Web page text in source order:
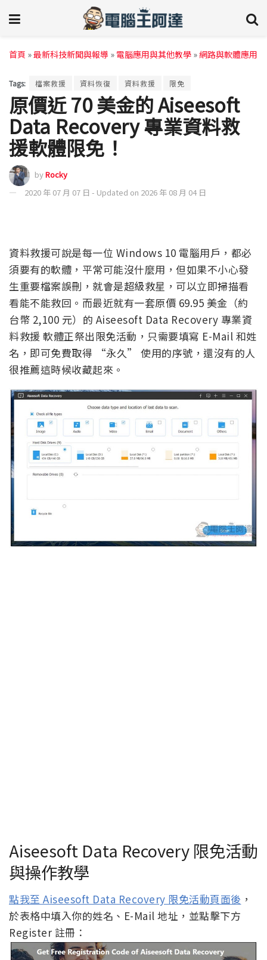
首頁 »最新科技新聞與報導 » 電腦應用與其他教學 »網路與軟體應用
Tags: 檔案救援 資料恢復 資料救援 限免
原價近 70 美金的 Aiseesoft
Data Recovery 專業資料救
援軟體限免！
byRocky
2020 年 07 月 07 日 - Updated on 2026 年 08 月 04 日
資料救援可說是每一位 Windows 10 電腦用戶，都必
須要有的軟體，平常可能沒什麼用，但如果不小心發
生重要檔案誤刪，就會是超級救星，可以立即掃描看
看能不能救回。而最近就有一套原價 69.95 美金（約
台幣 2,100 元）的 Aiseesoft Data Recovery 專業資
料救援 軟體正祭出限免活動，只需要填寫 E-Mail 和姓
名，即可免費取得 “永久” 使用的序號，還沒有的人
很推薦這時候收藏起來。
Aiseesoft Data Recovery 限免活動
與操作教學
點我至 Aiseesoft Data Recovery 限免活動頁面後 ，
於表格中填入你的姓名、E-Mail 地址，並點擊下方
Register 註冊：